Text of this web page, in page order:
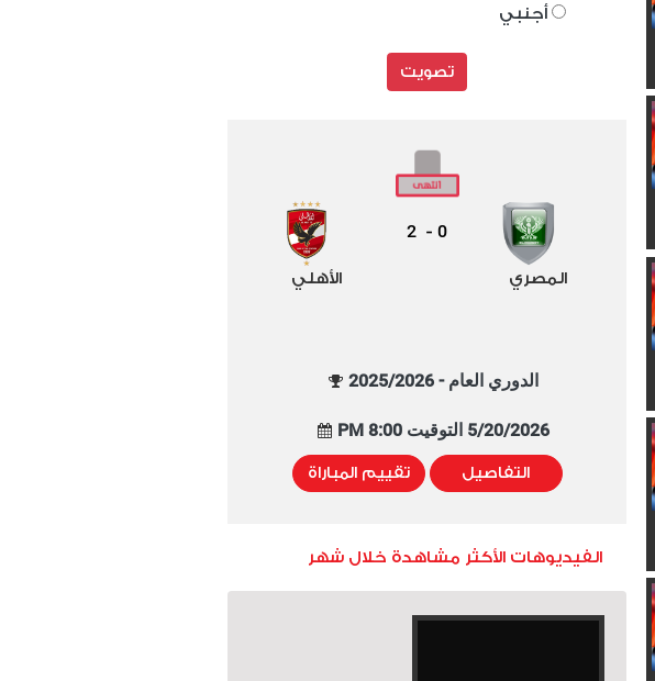
أجنبي
تصويت
المصري
0
-
2
الأهلي
الدوري العام - 2025/2026
5/20/2026 التوقيت 8:00 PM
التفاصيل تقييم المباراة
الفيديوهات الأكثر مشاهدة خلال شهر